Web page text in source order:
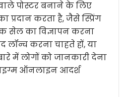
पोस्टर बनाने के लिए
करता है, जैसे स्प्रिंग
सेल का विज्ञापन करना
लॉन्च करना चाहते हों, या
में लोगों को जानकारी देना
ऑनलाइन आदर्श